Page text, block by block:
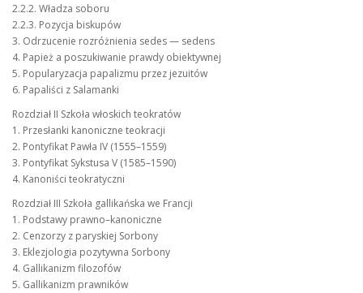
2.2.2. Władza soboru
2.2.3. Pozycja biskupów
3. Odrzucenie rozróżnienia sedes — sedens
4. Papież a poszukiwanie prawdy obiektywnej
5. Popularyzacja papalizmu przez jezuitów
6. Papaliści z Salamanki
Rozdział II Szkoła włoskich teokratów
1. Przesłanki kanoniczne teokracji
2. Pontyfikat Pawła IV (1555–1559)
3. Pontyfikat Sykstusa V (1585–1590)
4. Kanoniści teokratyczni
Rozdział III Szkoła gallikańska we Francji
1. Podstawy prawno–kanoniczne
2. Cenzorzy z paryskiej Sorbony
3. Eklezjologia pozytywna Sorbony
4. Gallikanizm filozofów
5. Gallikanizm prawników